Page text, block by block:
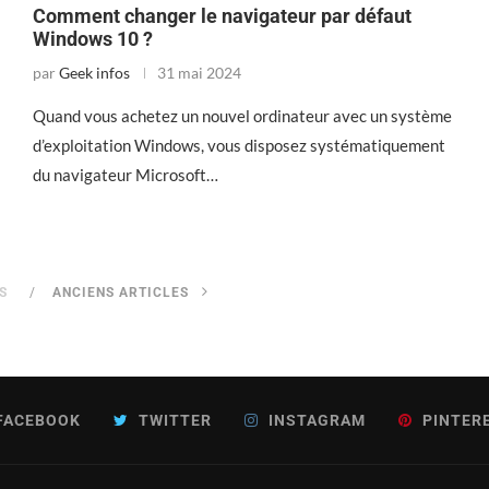
Comment changer le navigateur par défaut
Windows 10 ?
par Geek infos 31 mai 2024
Quand vous achetez un nouvel ordinateur avec un système
d’exploitation Windows, vous disposez systématiquement
du navigateur Microsoft…
ANCIENS ARTICLES
TWITTER INSTAGRAM